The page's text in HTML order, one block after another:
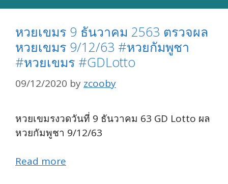
หวยเขมร 9 ธันวาคม 2563 ตรวจผล
หวยเขมร 9/12/63 #หวยกัมพูชา
#หวยเขมร #GDLotto
09/12/2020 by zcooby
หวยเขมรงวดวันที่ 9 ธันวาคม 63 GD Lotto ผล
หวยกัมพูชา 9/12/63
Read more